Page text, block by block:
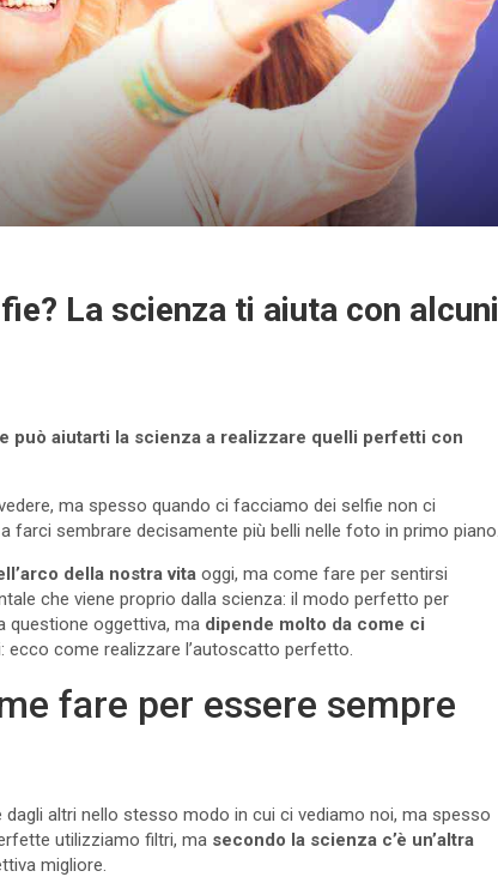
La scienza ti aiuta con alcuni
può aiutarti la scienza a realizzare quelli perfetti con
ma spesso quando ci facciamo dei selfie non ci
a farci sembrare decisamente più belli nelle foto in primo piano.
della nostra vita oggi, ma come fare per sentirsi
che viene proprio dalla scienza: il modo perfetto per
questione oggettiva, ma dipende molto da come ci
come realizzare l’autoscatto perfetto.
fare per essere sempre
altri nello stesso modo in cui ci vediamo noi, ma spesso
utilizziamo filtri, ma secondo la scienza c’è un’altra
migliore.